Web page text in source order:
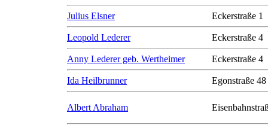
Julius Elsner Eckerstraße 1
Leopold Lederer Eckerstraße 4
Anny Lederer geb. Wertheimer Eckerstraße 4
Ida Heilbrunner Egonstraße 48
Albert Abraham